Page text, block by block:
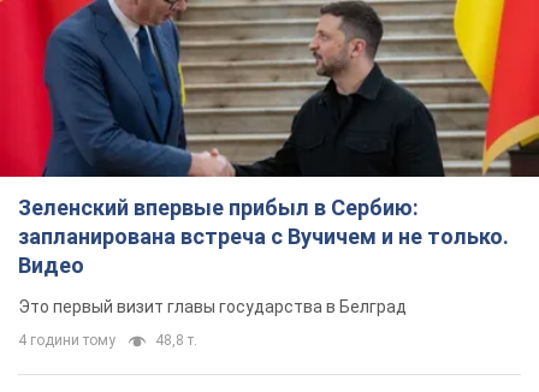
Зеленский впервые прибыл в Сербию:
запланирована встреча с Вучичем и не только.
Видео
Это первый визит главы государства в Белград
4 години тому 48,8 т.